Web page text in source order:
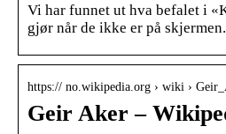
Vi har funnet ut hva befalet i
gjør når de ikke er på skjermen.
https:// no.wikipedia.org › wiki ›
Geir Aker –